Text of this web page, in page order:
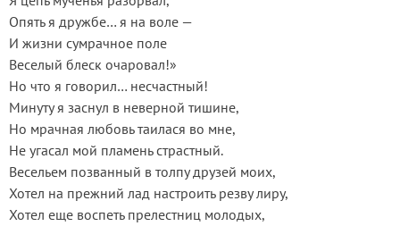
Опять я дружбе… я на воле —
И жизни сумрачное поле
Веселый блеск очаровал!»
Но что я говорил… несчастный!
Минуту я заснул в неверной тишине,
Но мрачная любовь таилася во мне,
Не угасал мой пламень страстный.
Весельем позванный в толпу друзей моих,
Хотел на прежний лад настроить резву лиру,
Хотел еще воспеть прелестниц молодых,